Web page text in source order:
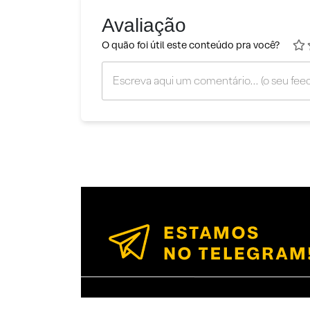
Avaliação
O quão foi útil este conteúdo pra você?